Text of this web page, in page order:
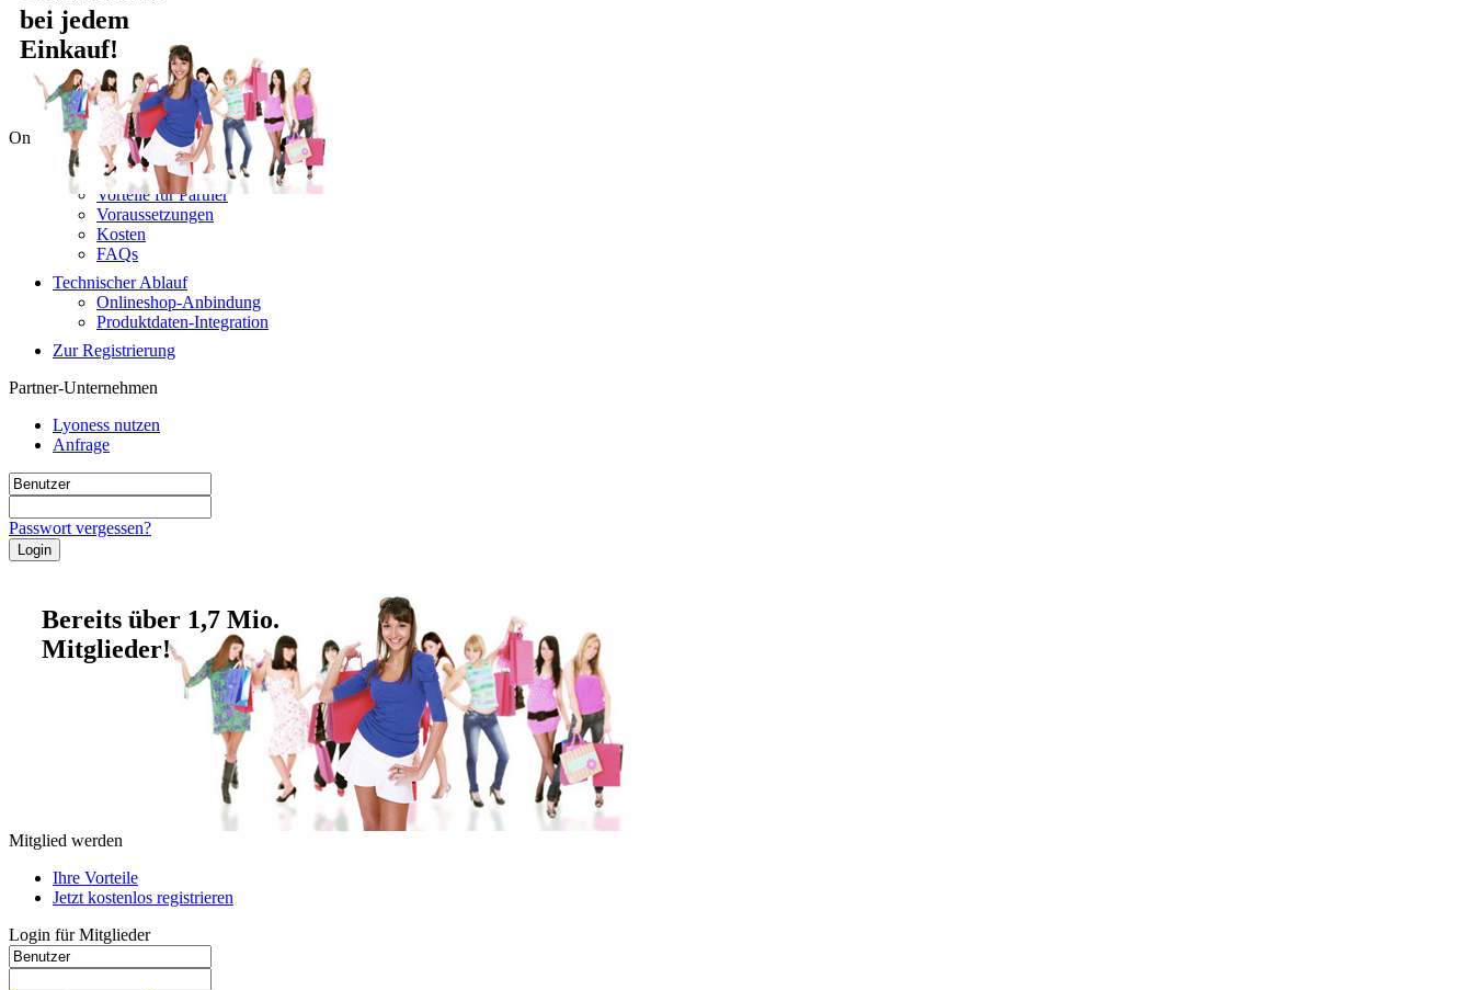
bei jedem
Einkauf!
Online-Partner
Lyoness nutzen
Vorteile für Partner
Voraussetzungen
Kosten
FAQs
Technischer Ablauf
Onlineshop-Anbindung
Produktdaten-Integration
Zur Registrierung
Partner-Unternehmen
Lyoness nutzen
Anfrage
Passwort vergessen?
Bereits über 1,7 Mio.
Mitglieder!
Mitglied werden
Ihre Vorteile
Jetzt kostenlos registrieren
Login für Mitglieder